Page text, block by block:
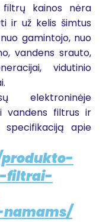
kainos nėra
ir už kelis šimtus
gamintojo, nuo
vandens srauto,
vidutinio
elektroninėje
vandens filtrus ir
apie
filtrai-